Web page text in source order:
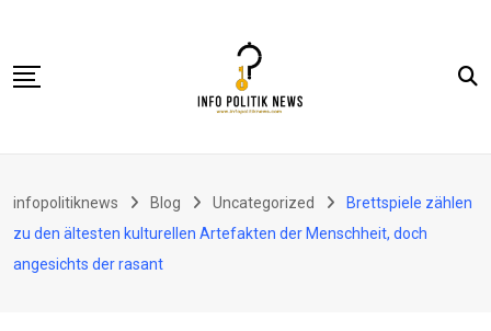
content
Politik & Hukum
infopolitiknews Blog Uncategorized
Brettspiele zählen
zu den ältesten kulturellen Artefakten der Menschheit, doch
angesichts der rasant